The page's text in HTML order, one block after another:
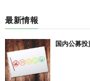
最新情報
国内公募